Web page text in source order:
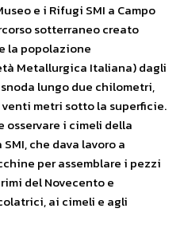
e i Rifugi SMI a Campo
sotterraneo creato
la popolazione
Metallurgica Italiana) dagli
lungo due chilometri,
metri sotto la superficie.
osservare i cimeli della
che dava lavoro a
per assemblare i pezzi
del Novecento e
ai cimeli e agli